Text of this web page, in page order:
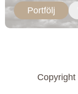
Portfölj
Copyright